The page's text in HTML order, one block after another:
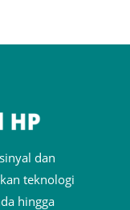
dan
teknologi
hingga